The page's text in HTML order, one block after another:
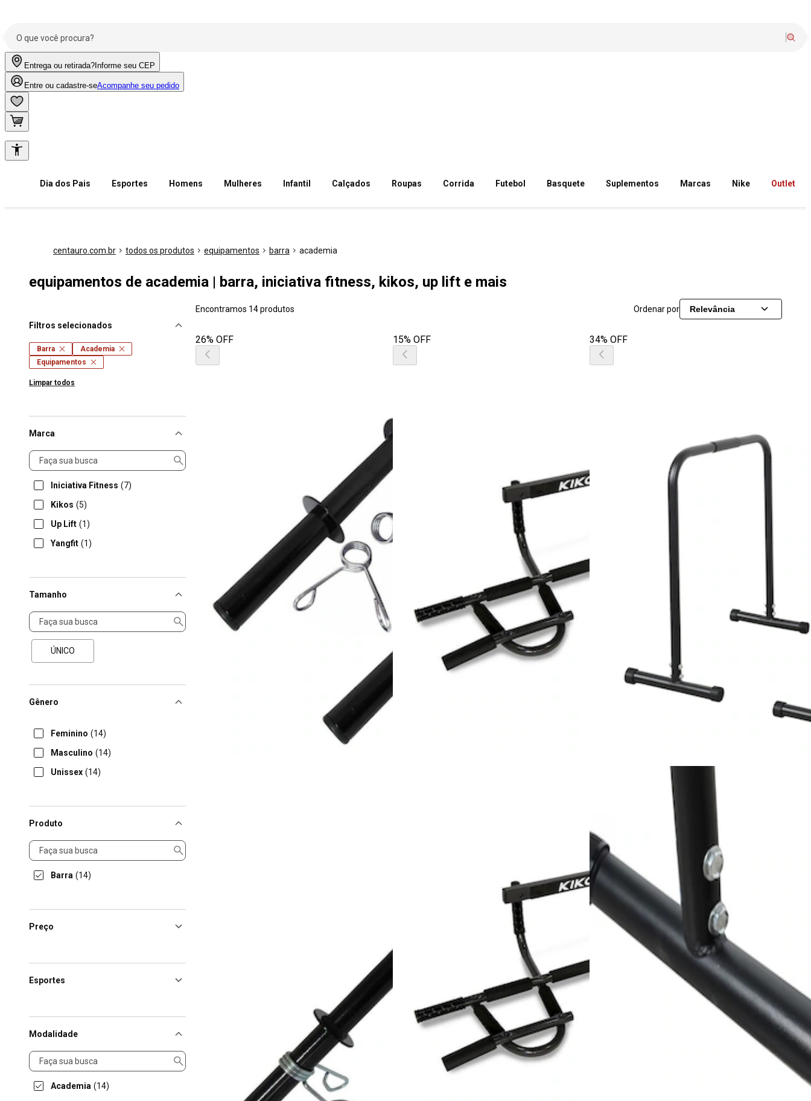
Entrega ou retirada? Informe seu CEP
Entre ou cadastre-seAcompanhe seu pedido
Dia dos Pais Esportes Homens Mulheres Infantil Calçados Roupas Corrida Futebol Basquete Suplementos Marcas Nike Outlet
centauro.com.br todos os produtos equipamentos barra academia
equipamentos de academia | barra, iniciativa fitness, kikos, up lift e mais
Filtros selecionados
Barra
Academia
Equipamentos
Limpar todos
Marca
Marca
Iniciativa Fitness (7)
Kikos (5)
Up Lift (1)
Yangfit (1)
Tamanho
Tamanho
ÚNICO
Gênero
Feminino (14)
Masculino (14)
Unissex (14)
Produto
Produto
Barra (14)
Preço
Esportes
Modalidade
Modalidade
Academia (14)
Encontramos 14 produtos Ordenar por Relevância
26% OFF 15% OFF 34% OFF